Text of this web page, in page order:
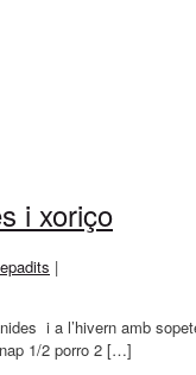
i xoriço
|
i a l’hivern amb
1/2 porro 2 […]